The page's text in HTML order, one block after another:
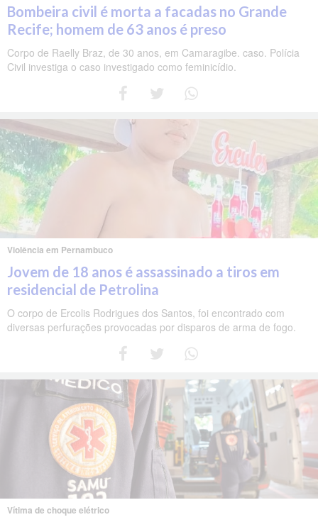
Bombeira civil é morta a facadas no Grande
Recife; homem de 63 anos é preso
Corpo de Raelly Braz, de 30 anos, em Camaragibe. caso. Polícia
Civil investiga o caso investigado como feminicídio.
Violência em Pernambuco
Jovem de 18 anos é assassinado a tiros em
residencial de Petrolina
O corpo de Ercolis Rodrigues dos Santos, foi encontrado com
diversas perfurações provocadas por disparos de arma de fogo.
Vítima de choque elétrico